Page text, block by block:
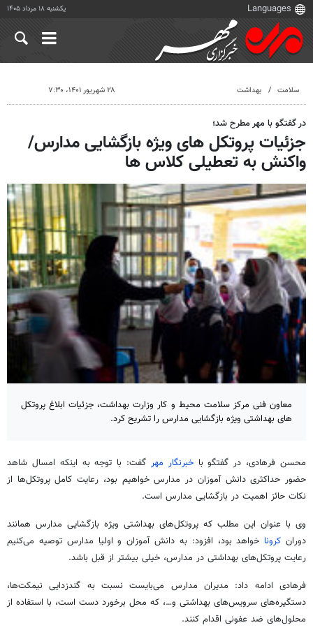
یکشنبه ۱۸ مرداد ۱۴۰۵
سلامت بهداشت ۲۸ شهریور ۱۴۰۱، ۷:۳۰
در گفتگو با مهر مطرح شد؛
جزئیات پروتکل های ویژه بازگشایی مدارس/
واکنش به تعطیلی کلاس ها
معاون فنی مرکز سلامت محیط و کار وزارت بهداشت، جزئیات ابلاغ پروتکل
های بهداشتی ویژه بازگشایی مدارس را تشریح کرد.
محسن فرهادی، در گفتگو با خبرنگار مهر گفت: با توجه به اینکه امسال شاهد
حضور حداکثری دانش آموزان در مدارس خواهیم بود، رعایت کامل پروتکل‌ها از
نکات حائز اهمیت در بازگشایی مدارس است.
وی با عنوان این مطلب که پروتکل‌های بهداشتی ویژه بازگشایی مدارس همانند
دورانکرونا خواهد بود، افزود: به دانش آموزان و اولیا مدارس توصیه می‌کنیم
رعایت پروتکل‌های بهداشتی در مدارس، خیلی بیشتر از قبل باشد.
فرهادی ادامه داد: مدیران مدارس می‌بایست نسبت به گندزدایی نیمکت‌ها،
دستگیره‌های سرویس‌های بهداشتی و…، که محل برخورد دست است، با استفاده از
محلول‌های ضد عفونی اقدام کنند.